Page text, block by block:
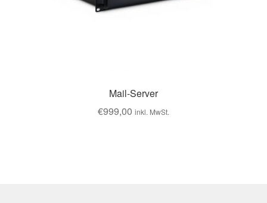
Mail-Server
€999,00 inkl. MwSt.